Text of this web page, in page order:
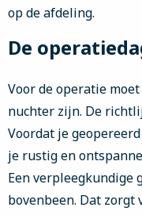
op de afdeling.
De
Voor de operatie
nuchter zijn. De
Voordat je
je rustig en
Een verpleegkundige
bovenbeen. Dat zorgt